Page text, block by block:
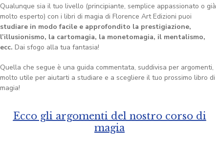
Qualunque sia il tuo livello (principiante, semplice appassionato o già
molto esperto) con i libri di magia di Florence Art Edizioni puoi
studiare in modo facile e approfondito la prestigiazione,
l’illusionismo, la cartomagia, la monetomagia, il mentalismo,
ecc. Dai sfogo alla tua fantasia!
Quella che segue è una guida commentata, suddivisa per argomenti,
molto utile per aiutarti a studiare e a scegliere il tuo prossimo libro di
magia!
Ecco gli argomenti del nostro corso di
magia